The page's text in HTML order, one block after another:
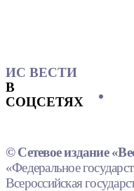
ИС ВЕСТИ
В
СОЦСЕТЯХ
© Сетевое издание
«Федеральное
Всероссийская